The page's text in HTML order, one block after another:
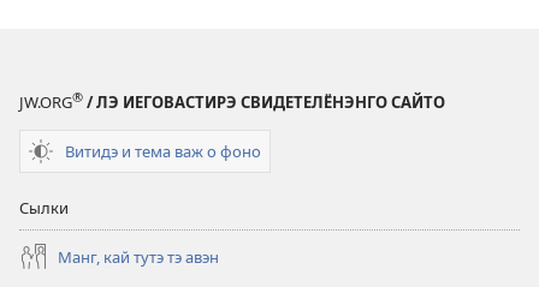
JW.ORG® / ЛЭ ИЕГОВАСТИРЭ СВИДЕТЕЛЁНЭНГО САЙТО
Витидэ и тема важ о фоно
Сылки
Манг, кай тутэ тэ авэн